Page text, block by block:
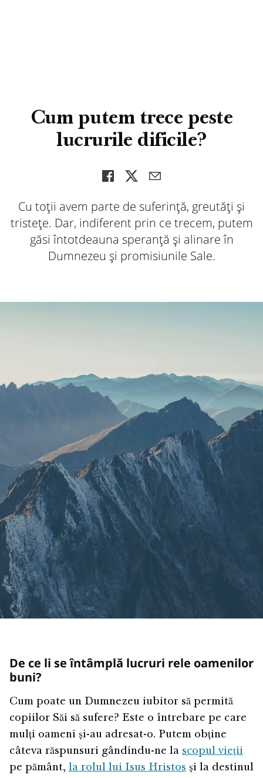
Cum putem trece peste
lucrurile dificile?
Cu toții avem parte de suferință, greutăți și
tristețe. Dar, indiferent prin ce trecem, putem
găsi întotdeauna speranță și alinare în
Dumnezeu și promisiunile Sale.
De ce li se întâmplă lucruri rele oamenilor
buni?
Cum poate un Dumnezeu iubitor să permită
copiilor Săi să sufere? Este o întrebare pe care
mulți oameni și-au adresat-o. Putem obține
câteva răspunsuri gândindu-ne la scopul vieții
pe pământ, la rolul lui Isus Hristos și la destinul